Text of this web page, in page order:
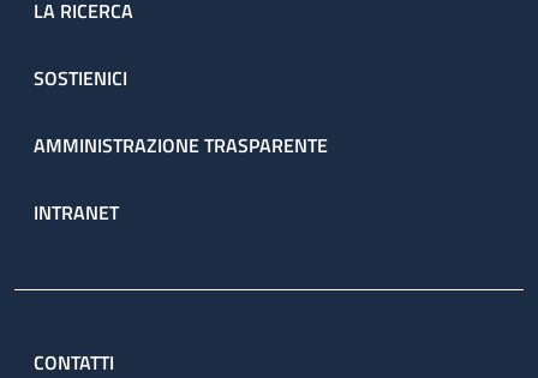
LA RICERCA
SOSTIENICI
AMMINISTRAZIONE TRASPARENTE
INTRANET
CONTATTI